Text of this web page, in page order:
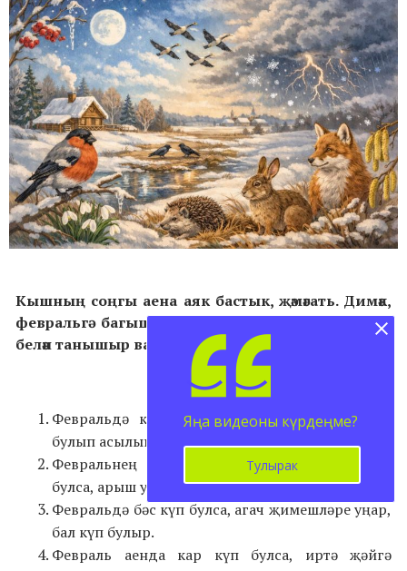
Кышның соңгы аена аяк бастык, җәмәгать. Димәк,
февральгә багышланган халык сынамышлары
белән танышыр вакыт җитте.
Февральдә каен ботагында карлар алка-алка
булып асылынып торса, ул елда иген уңар.
Февральнең беренче яртысында көннәр суык
булса, арыш уңар; җылы булса, тары уңар.
Февральдә бәс күп булса, агач җимешләре уңар,
бал күп булыр.
Февраль аенда кар күп булса, иртә җәйгә
Яңа видеоны күрдеңме?
Тулырак